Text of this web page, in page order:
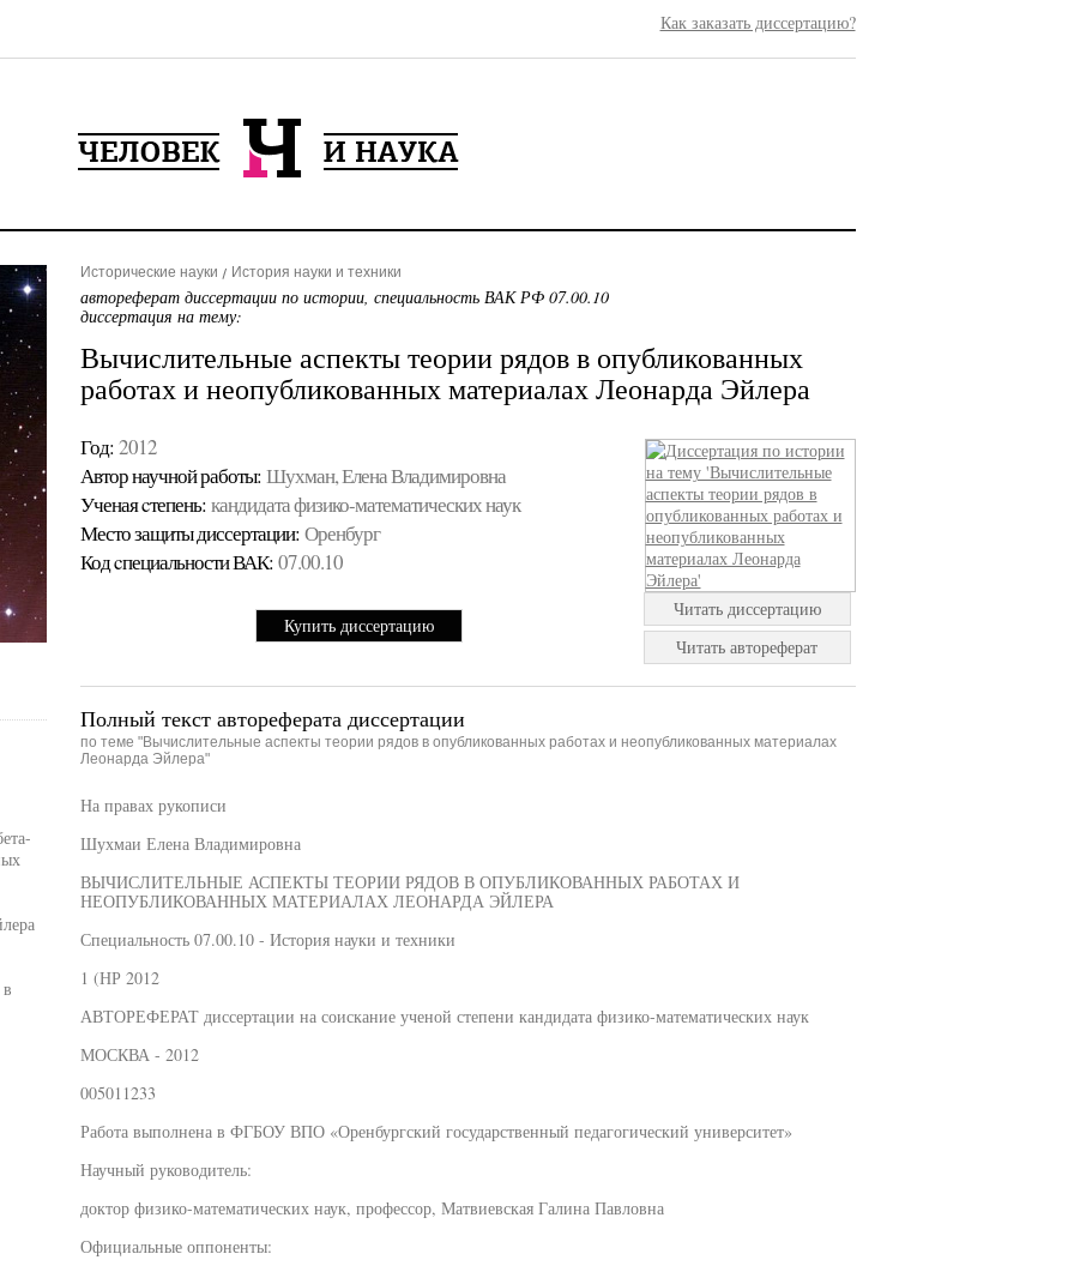
Как заказать диссертацию?
Исторические науки История науки и техники
автореферат диссертации по истории, специальность ВАК РФ 07.00.10
диссертация на тему:
Вычислительные аспекты теории рядов в опубликованных
работах и неопубликованных материалах Леонарда Эйлера
Год: 2012
Автор научной работы: Шухман, Елена Владимировна
Ученая cтепень: кандидата физико-математических наук
Место защиты диссертации: Оренбург
Код cпециальности ВАК: 07.00.10
Купить диссертацию
Читать диссертацию
Читать автореферат
Полный текст автореферата диссертации
по теме "Вычислительные аспекты теории рядов в опубликованных работах и неопубликованных материалах
Леонарда Эйлера"
На правах рукописи
Шухмаи Елена Владимировна
ВЫЧИСЛИТЕЛЬНЫЕ АСПЕКТЫ ТЕОРИИ РЯДОВ В ОПУБЛИКОВАННЫХ РАБОТАХ И
НЕОПУБЛИКОВАННЫХ МАТЕРИАЛАХ ЛЕОНАРДА ЭЙЛЕРА
Специальность 07.00.10 - История науки и техники
1 (НР 2012
АВТОРЕФЕРАТ диссертации на соискание ученой степени кандидата физико-математических наук
МОСКВА - 2012
005011233
Работа выполнена в ФГБОУ ВПО «Оренбургский государственный педагогический университет»
Научный руководитель:
доктор физико-математических наук, профессор, Матвиевская Галина Павловна
Официальные оппоненты: